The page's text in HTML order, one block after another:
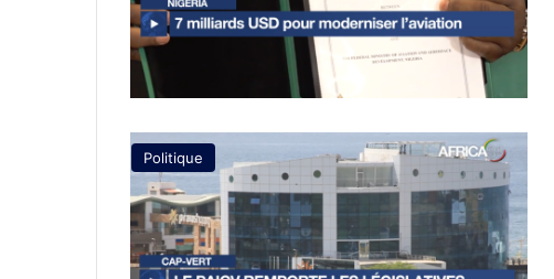
Politique